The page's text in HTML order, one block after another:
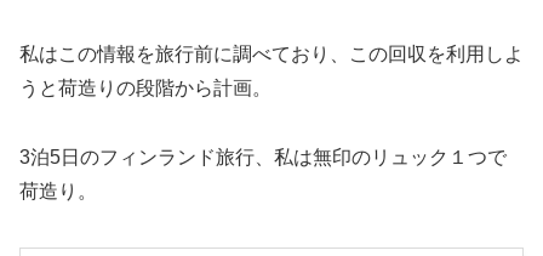
私はこの情報を旅行前に調べており、この回収を利用しよ
うと荷造りの段階から計画。
3泊5日のフィンランド旅行、私は無印のリュック１つで
荷造り。